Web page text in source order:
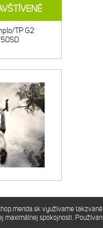
TP G2
s.r.o. využívame
maximálnej spokojnosti.